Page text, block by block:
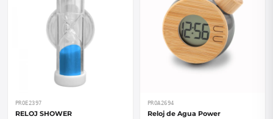
PROE2397
RELOJ SHOWER
PROA2694
Reloj de Agua Power